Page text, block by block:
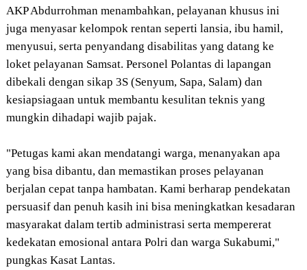
AKP Abdurrohman menambahkan, pelayanan khusus ini
juga menyasar kelompok rentan seperti lansia, ibu hamil,
menyusui, serta penyandang disabilitas yang datang ke
loket pelayanan Samsat. Personel Polantas di lapangan
dibekali dengan sikap 3S (Senyum, Sapa, Salam) dan
kesiapsiagaan untuk membantu kesulitan teknis yang
mungkin dihadapi wajib pajak.
"Petugas kami akan mendatangi warga, menanyakan apa
yang bisa dibantu, dan memastikan proses pelayanan
berjalan cepat tanpa hambatan. Kami berharap pendekatan
persuasif dan penuh kasih ini bisa meningkatkan kesadaran
masyarakat dalam tertib administrasi serta mempererat
kedekatan emosional antara Polri dan warga Sukabumi,"
pungkas Kasat Lantas.